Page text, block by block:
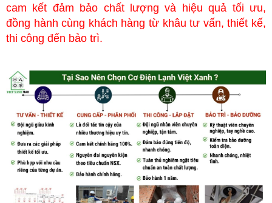
cam kết đảm bảo chất lượng và hiệu quả tối ưu,
đồng hành cùng khách hàng từ khâu tư vấn, thiết kế,
thi công đến bảo trì.